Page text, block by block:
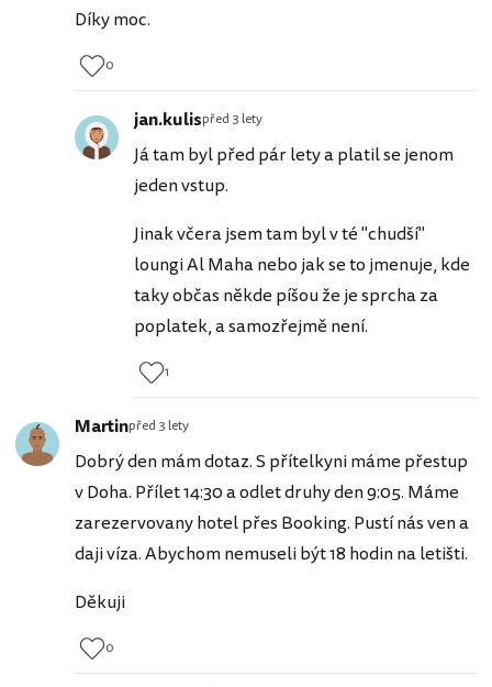
Díky moc.
0
jan.kulispřed 3 lety
Já tam byl před pár lety a platil se jenom
jeden vstup.
Jinak včera jsem tam byl v té "chudší"
loungi Al Maha nebo jak se to jmenuje, kde
taky občas někde píšou že je sprcha za
poplatek, a samozřejmě není.
1
Martinpřed 3 lety
Dobrý den mám dotaz. S přítelkyni máme přestup
v Doha. Přílet 14:30 a odlet druhy den 9:05. Máme
zarezervovany hotel přes Booking. Pustí nás ven a
daji víza. Abychom nemuseli být 18 hodin na letišti.
Děkuji
0